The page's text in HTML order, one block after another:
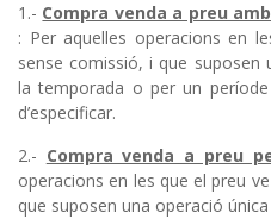
1.- Compra venda a preu
: Per aquelles operacions en
sense comissió, i que suposen
la temporada o per un
d’especificar.
2.- Compra venda a preu
operacions en les que el preu
que suposen una operació